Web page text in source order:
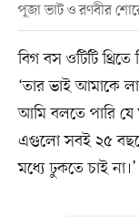
পূজা ভাট ও রণবীর
বিগ বস ওটিটি
‘তার ভাই আমাকে
আমি বলতে পারি যে
এগুলো সবই ২৫
মধ্যে ঢুকতে চাই না।’